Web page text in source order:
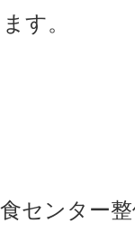
す。
センター